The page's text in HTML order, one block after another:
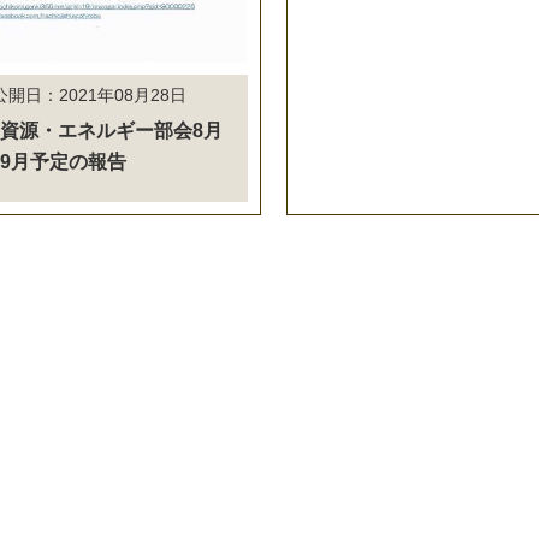
開日：2021年08月28日
源・エネルギー部会8月
月予定の報告